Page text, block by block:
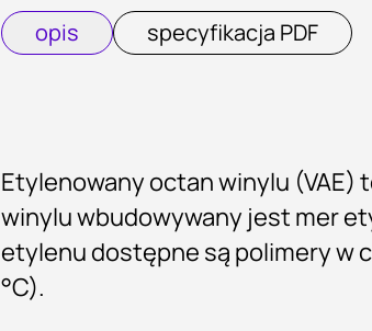
opis specyfikacja PDF
Etylenowany octan winylu (VAE)
winylu wbudowywany jest mer
etylenu dostępne są polimery w
°C).